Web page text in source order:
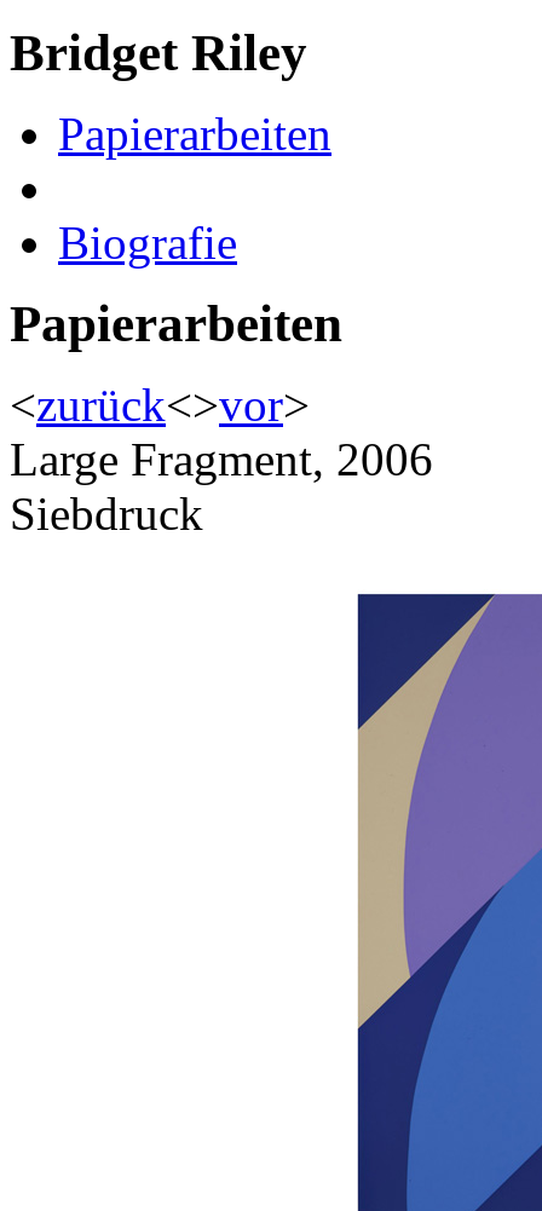
Bridget Riley
Papierarbeiten
Biografie
Papierarbeiten
<zurück<>vor>
Large Fragment, 2006
Siebdruck